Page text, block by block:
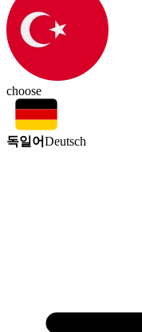
choose
독일어Deutsch